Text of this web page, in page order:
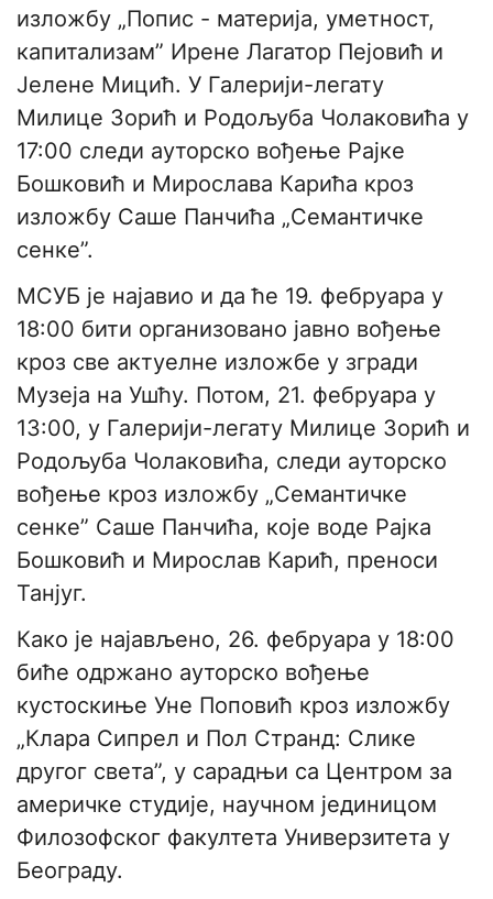
изложбу „Попис - материја, уметност,
капитализам” Ирене Лагатор Пејовић и
Јелене Мицић. У Галерији-легату
Милице Зорић и Родољуба Чолаковића у
17:00 следи ауторско вођење Рајке
Бошковић и Мирослава Карића кроз
изложбу Саше Панчића „Семантичке
сенке”.
МСУБ је најавио и да ће 19. фебруара у
18:00 бити организовано јавно вођење
кроз све актуелне изложбе у згради
Музеја на Ушћу. Потом, 21. фебруара у
13:00, у Галерији-легату Милице Зорић и
Родољуба Чолаковића, следи ауторско
вођење кроз изложбу „Семантичке
сенке” Саше Панчића, које воде Рајка
Бошковић и Мирослав Карић, преноси
Танјуг.
Како је најављено, 26. фебруара у 18:00
биће одржано ауторско вођење
кустоскиње Уне Поповић кроз изложбу
„Клара Сипрел и Пол Странд: Слике
другог света”, у сарадњи са Центром за
америчке студије, научном јединицом
Филозофског факултета Универзитета у
Београду.